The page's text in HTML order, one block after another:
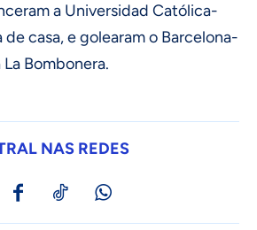
a Universidad Católica-
de casa, e golearam o Barcelona-
Bombonera.
NAS REDES